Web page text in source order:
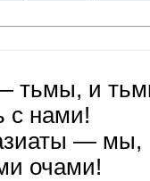
тьмы, и
с нами!
— мы,
очами!